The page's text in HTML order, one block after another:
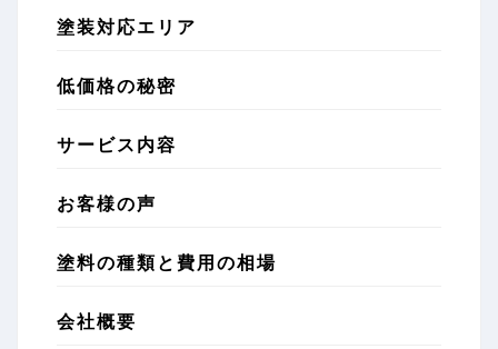
塗装対応エリア
低価格の秘密
サービス内容
お客様の声
塗料の種類と費用の相場
会社概要